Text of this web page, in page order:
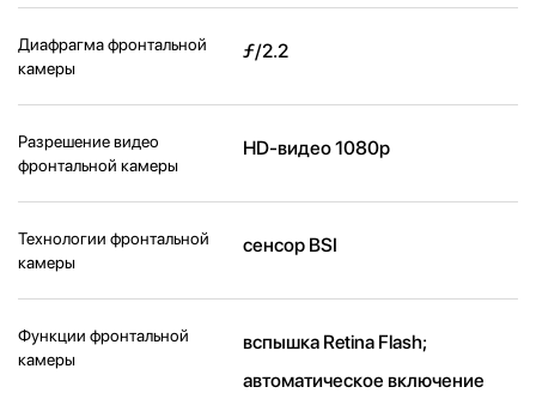
Диафрагма фронтальной
камеры
ƒ/2.2
Разрешение видео
фронтальной камеры
HD-видео 1080p
Технологии фронтальной
камеры
сенсор BSI
Функции фронтальной
камеры
вспышка Retina Flash;
автоматическое включение